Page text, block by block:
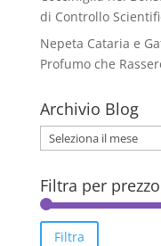
di Controllo
Nepeta Cataria e
Profumo che
Archivio Blog
Archivio
Blog
Filtra per prezzo
Filtra